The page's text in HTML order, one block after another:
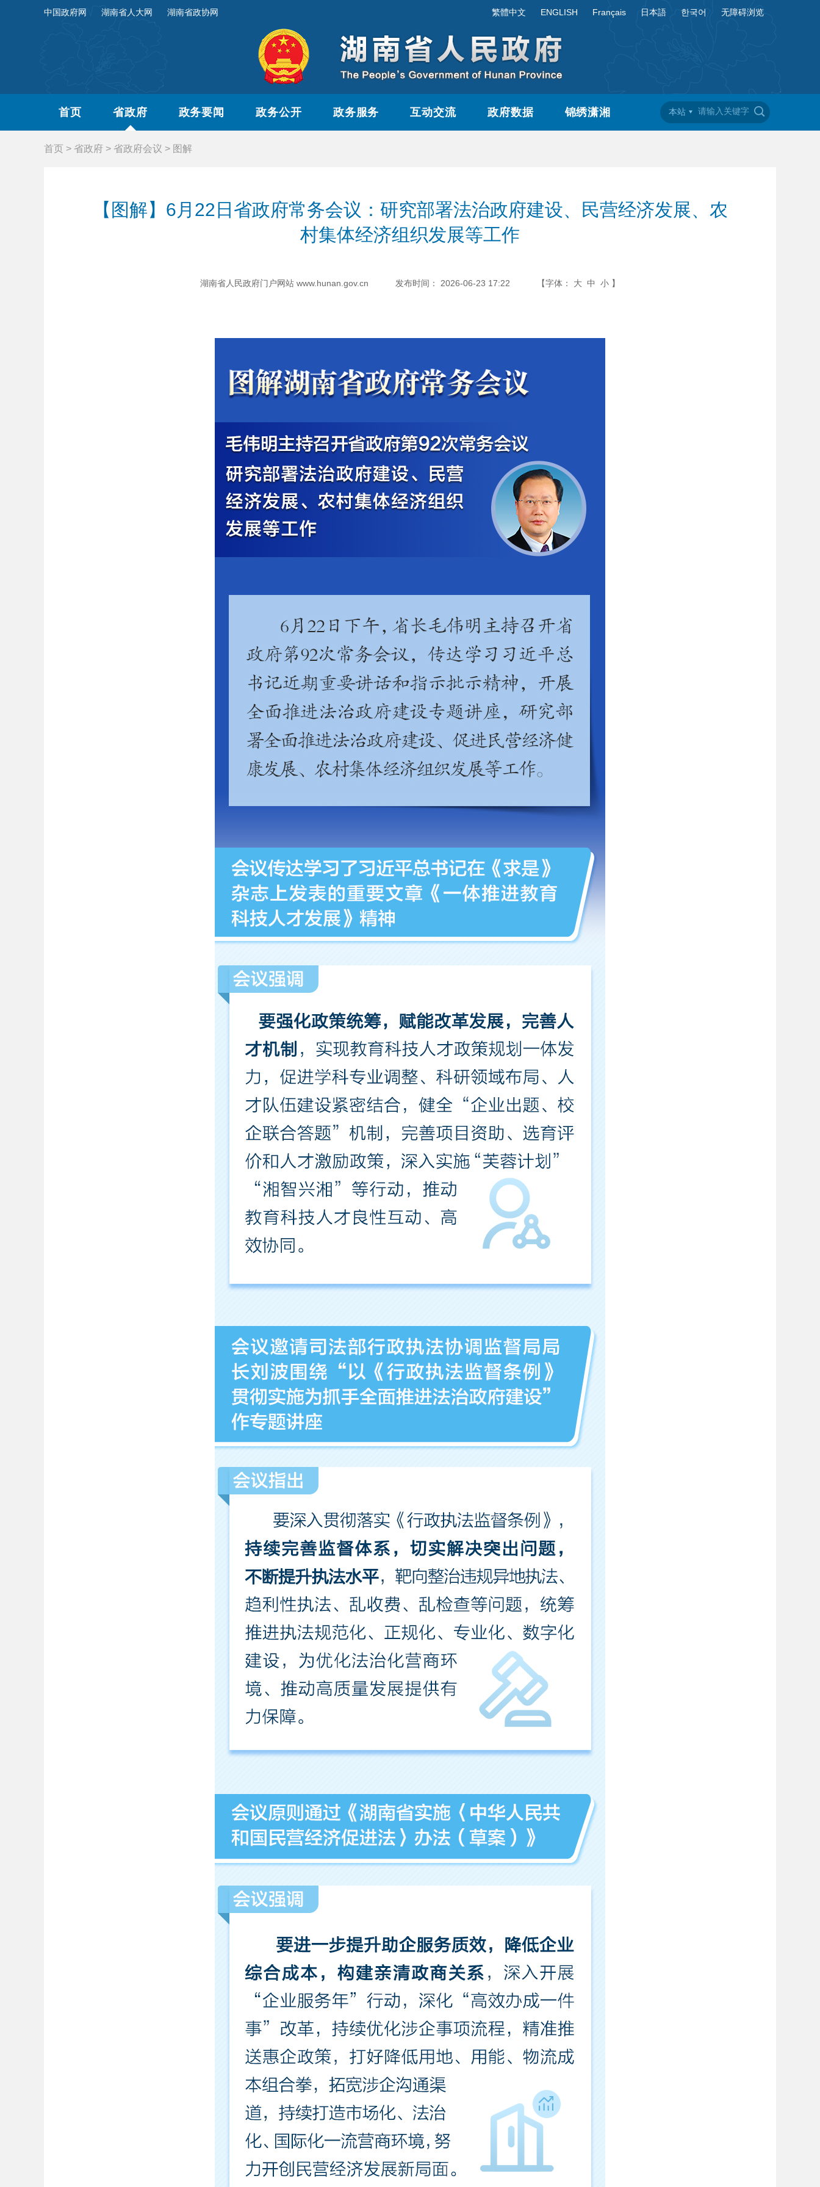
中国政府网 湖南省人大网 湖南省政协网 繁體中文 ENGLISH Français 日本語 한국어 无障碍浏览
首页 省政府 政务要闻 政务公开 政务服务 互动交流 政府数据 锦绣潇湘 本站
首页 > 省政府 > 省政府会议 > 图解
【图解】6月22日省政府常务会议：研究部署法治政府建设、民营经济发展、农
村集体经济组织发展等工作
湖南省人民政府门户网站 www.hunan.gov.cn 发布时间： 2026-06-23 17:22 【字体： 大 中 小 】